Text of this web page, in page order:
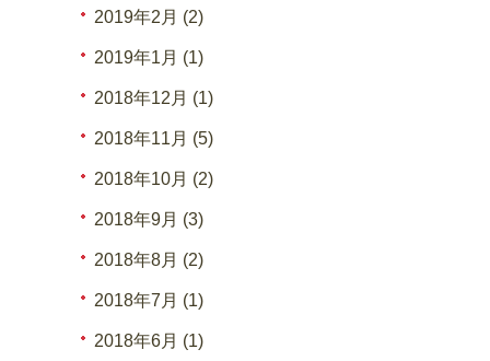
2019年2月 (2)
2019年1月 (1)
2018年12月 (1)
2018年11月 (5)
2018年10月 (2)
2018年9月 (3)
2018年8月 (2)
2018年7月 (1)
2018年6月 (1)